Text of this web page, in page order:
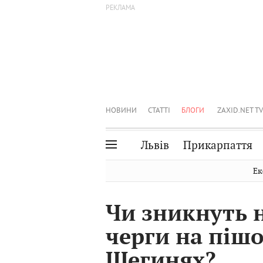
НОВИНИ СТАТТІ БЛОГИ ZAXID.NET TV
Львів Прикарпаття
Волинь
Чернівці
Шептицький
Чи зникнуть
черги на